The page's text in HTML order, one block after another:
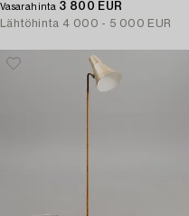
Vasarahinta 3 800 EUR
Lähtöhinta 4 000 - 5 000 EUR